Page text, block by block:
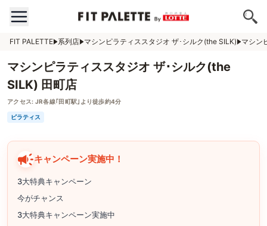
FIT PALETTE 系列店 マシンピラティススタジオ ザ･シルク(the SILK) マシン
マシンピラティススタジオ ザ･シルク(the
SILK) 田町店
アクセス: JR各線｢田町駅｣より徒歩約4分
ピラティス
キャンペーン実施中！
3大特典キャンペーン
今がチャンス
3大特典キャンペーン実施中